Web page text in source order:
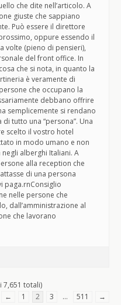
che dite nell’articolo. A
giuste che sappiano
Può essere il direttore
oppure essendo il
volte (pieno di pensieri),
del front office. In
che si nota, in quanto la
è veramente di
che occupano la
debbano offrire
semplicemente si rendano
tutto una “persona”. Una
scelto il vostro hotel
in modo umano e non
negli alberghi Italiani. A
alla reception che
di una persona
paga.rnConsiglio
nelle persone che
dall’amministrazione al
che lavorano
7,651 totali)
←
1 2 3 … 511 →